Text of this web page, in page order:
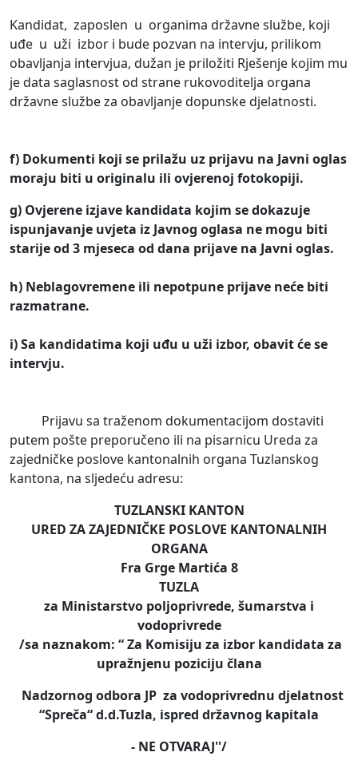
Kandidat, zaposlen u organima državne službe, koji
uđe u uži izbor i bude pozvan na intervju, prilikom
obavljanja intervjua, dužan je priložiti Rješenje kojim mu
je data saglasnost od strane rukovoditelja organa
državne službe za obavljanje dopunske djelatnosti.
f) Dokumenti koji se prilažu uz prijavu na Javni oglas
moraju biti u originalu ili ovjerenoj fotokopiji.
g) Ovjerene izjave kandidata kojim se dokazuje
ispunjavanje uvjeta iz Javnog oglasa ne mogu biti
starije od 3 mjeseca od dana prijave na Javni oglas.
h) Neblagovremene ili nepotpune prijave neće biti
razmatrane.
i) Sa kandidatima koji uđu u uži izbor, obavit će se
intervju.
Prijavu sa traženom dokumentacijom dostaviti
putem pošte preporučeno ili na pisarnicu Ureda za
zajedničke poslove kantonalnih organa Tuzlanskog
kantona, na sljedeću adresu:
TUZLANSKI KANTON
URED ZA ZAJEDNIČKE POSLOVE KANTONALNIH
ORGANA
Fra Grge Martića 8
TUZLA
za Ministarstvo poljoprivrede, šumarstva i
vodoprivrede
/sa naznakom: “ Za Komisiju za izbor kandidata za
upražnjenu poziciju člana
Nadzornog odbora JP za vodoprivrednu djelatnost
“Spreča“ d.d.Tuzla, ispred državnog kapitala
- NE OTVARAJ''/